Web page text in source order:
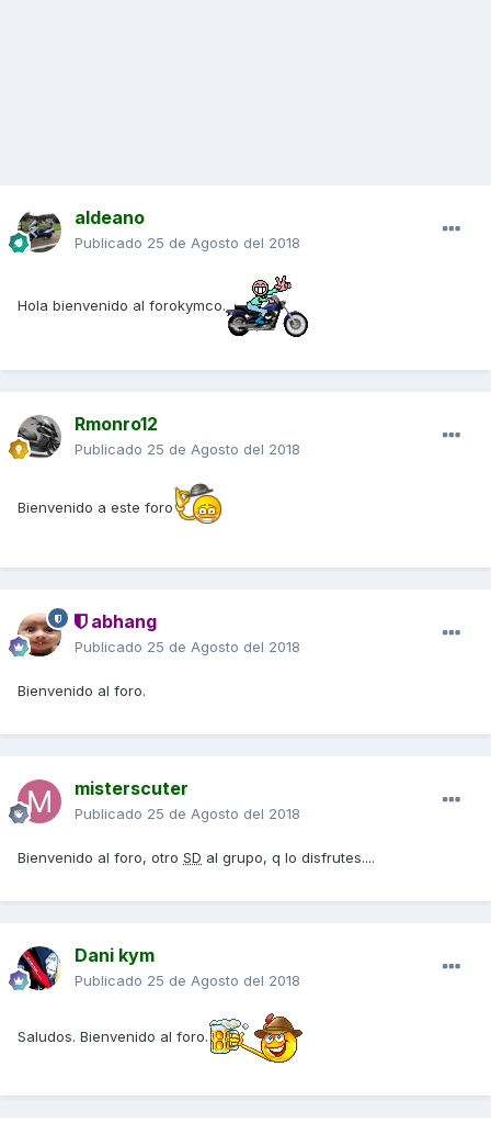
aldeano
Publicado 25 de Agosto del 2018
Hola bienvenido al forokymco.
Rmonro12
Publicado 25 de Agosto del 2018
Bienvenido a este foro
abhang
Publicado 25 de Agosto del 2018
Bienvenido al foro.
misterscuter
Publicado 25 de Agosto del 2018
Bienvenido al foro, otro SD al grupo, q lo disfrutes....
Dani kym
Publicado 25 de Agosto del 2018
Saludos. Bienvenido al foro.